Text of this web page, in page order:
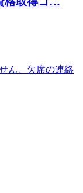
ん、欠席の連絡